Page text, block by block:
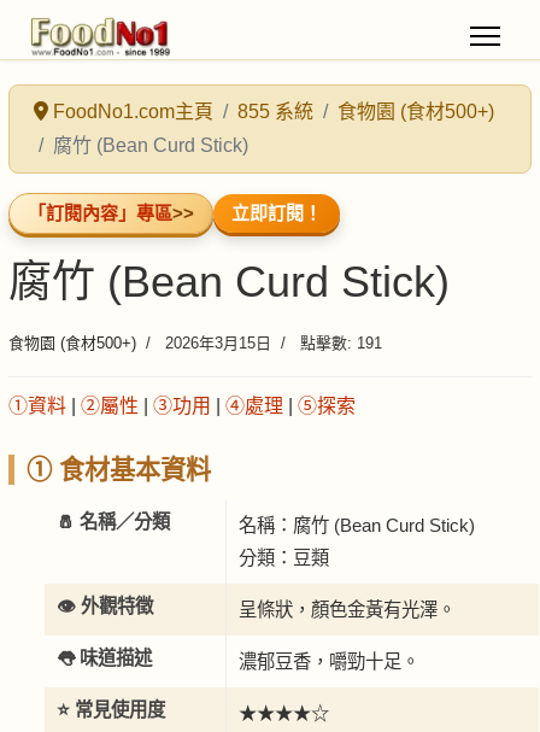
FoodNo1.com主頁 855 系統
食物園 (食材500+)
腐竹 (Bean Curd Stick)
「訂閱內容」專區>> 立即訂閱！
腐竹 (Bean Curd Stick)
食物園 (食材500+) 2026年3月15日 點擊數: 191
①資料 ②屬性 ③功用 ④處理 ⑤探索
① 食材基本資料
🧂 名稱／分類
名稱：腐竹 (Bean Curd Stick)
分類：豆類
👁️ 外觀特徵 呈條狀，顏色金黃有光澤。
👅 味道描述 濃郁豆香，嚼勁十足。
⭐ 常見使用度 ★★★★☆